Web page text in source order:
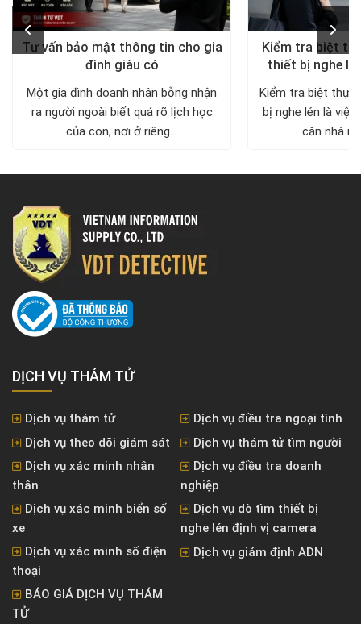
Tư vấn bảo mật thông tin cho gia
đình giàu có
Một gia đình doanh nhân bỗng nhận
ra người ngoài biết quá rõ lịch học
của con, nơi ở riêng...
Kiểm tra biệt
thiết bị nghe
diện, trả lại
Kiểm tra biệt thự
bị nghe lén là
căn nhà
DỊCH VỤ THÁM TỬ
Dịch vụ thám tử
Dịch vụ điều tra ngoại tình
Dịch vụ theo dõi giám sát
Dịch vụ thám tử tìm người
Dịch vụ xác minh nhân
thân
Dịch vụ điều tra doanh
nghiệp
Dịch vụ xác minh biển số
xe
Dịch vụ dò tìm thiết bị
nghe lén định vị camera
Dịch vụ xác minh số điện
thoại
Dịch vụ giám định ADN
BÁO GIÁ DỊCH VỤ THÁM
TỬ